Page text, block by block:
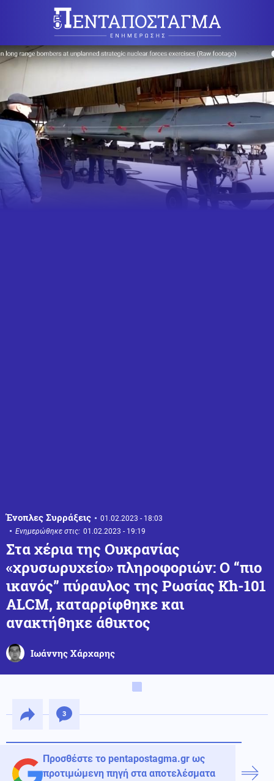
Ένοπλες Συρράξεις
01.02.2023 - 18:03
Ενημερώθηκε στις: 01.02.2023 - 19:19
Στα χέρια της Ουκρανίας
«χρυσωρυχείο» πληροφοριών: Ο “πιο
ικανός” πύραυλος της Ρωσίας Kh-101
ALCM, καταρρίφθηκε και
ανακτήθηκε άθικτος
Ιωάννης Χάρχαρης
3
Προσθέστε το pentapostagma.gr ως
προτιμώμενη πηγή στα αποτελέσματα